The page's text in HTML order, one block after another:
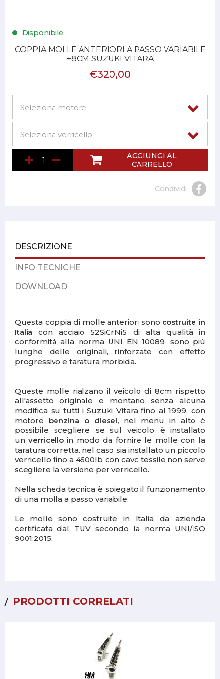
Disponibile
COPPIA MOLLE ANTERIORI A PASSO VARIABILE
+8CM SUZUKI VITARA
€320,00
AGGIUNGI AL
CARRELLO
Condividi
DESCRIZIONE
INFO TECNICHE
DOWNLOAD
Questa coppia di molle anteriori sono costruite in
Italia con acciaio 52SiCrNi5 di alta qualità in
conformità alla norma UNI EN 10089, sono più
lunghe delle originali, rinforzate con effetto
progressivo e taratura morbida.
Queste molle rialzano il veicolo di 8cm rispetto
all'assetto originale e montano senza alcuna
modifica su tutti i Suzuki Vitara fino al 1999, con
motore benzina o diesel,nel menu in alto è
possibile scegliere se sul veicolo è installato
un verricelloin modo da fornire le molle con la
taratura corretta, nel caso sia installato un piccolo
verricello fino a 4500lb con cavo tessile non serve
scegliere la versione per verricello.
Nella scheda tecnica è spiegato il funzionamento
di una molla a passo variabile.
Le molle sono costruite in Italia da azienda
certificata dal TÜV secondo la norma UNI/ISO
9001:2015.
PRODOTTI CORRELATI